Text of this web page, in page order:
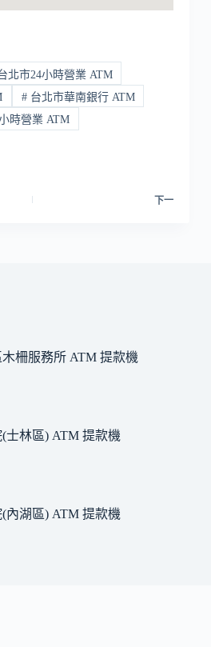
北市24小時營業 ATM
#台北市華南銀行 ATM
時營業 ATM
下一
柵服務所 ATM 提款機
士林區) ATM 提款機
內湖區) ATM 提款機